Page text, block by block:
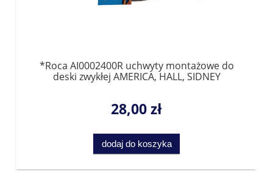
*Roca AI0002400R uchwyty montażowe do
deski zwykłej AMERICA, HALL, SIDNEY
28,00 zł
dodaj do koszyka